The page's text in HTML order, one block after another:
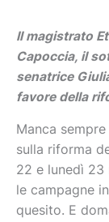
Il magistrato
Capoccia, il
senatrice
favore della
Manca
sulla riforma
22 e lunedì 23
le campagne
quesito. E